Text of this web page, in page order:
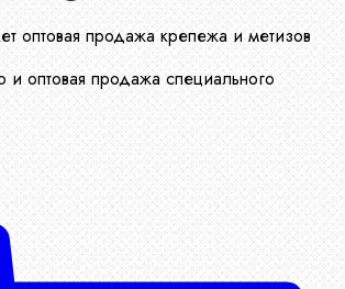
оптовая продажа крепежа и метизов
и оптовая продажа специального